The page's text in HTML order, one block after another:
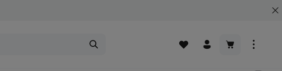
Warenkorb